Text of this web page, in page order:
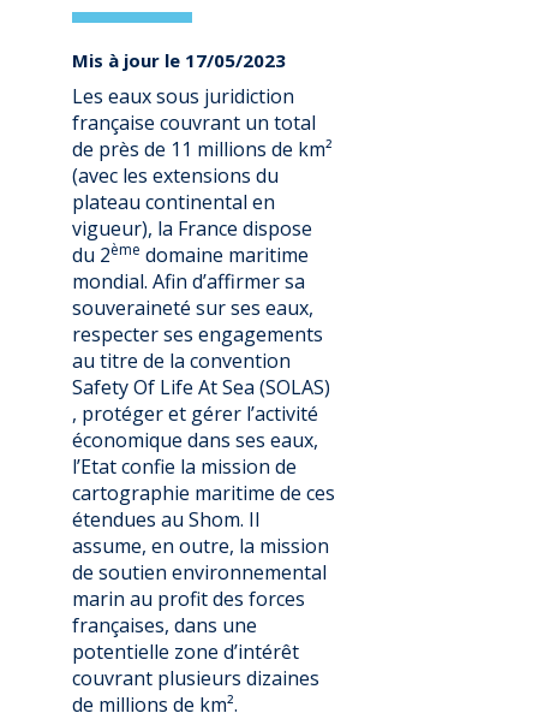
Mis à jour le 17/05/2023
Les eaux sous juridiction
française couvrant un total
de près de 11 millions de km²
(avec les extensions du
plateau continental en
vigueur), la France dispose
du 2ème domaine maritime
mondial. Afin d’affirmer sa
souveraineté sur ses eaux,
respecter ses engagements
au titre de la convention
Safety Of Life At Sea (SOLAS)
, protéger et gérer l’activité
économique dans ses eaux,
l’Etat confie la mission de
cartographie maritime de ces
étendues au Shom. Il
assume, en outre, la mission
de soutien environnemental
marin au profit des forces
françaises, dans une
potentielle zone d’intérêt
couvrant plusieurs dizaines
de millions de km².